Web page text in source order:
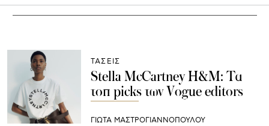
ΤΑΣΕΙΣ
Stella McCartney H&M: Τα
τοπ picks των Vogue editors
ΓΙΩΤΑ ΜΑΣΤΡΟΓΙΑΝΝΟΠΟΥΛΟΥ